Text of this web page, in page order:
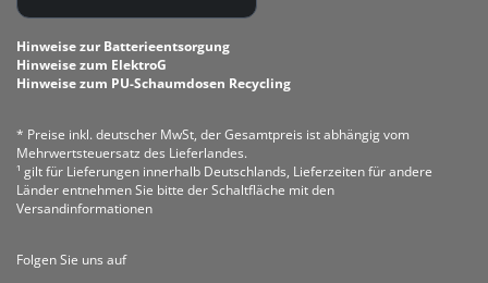
Hinweise zur Batterieentsorgung
Hinweise zum ElektroG
Hinweise zum PU-Schaumdosen Recycling
* Preise inkl. deutscher MwSt, der Gesamtpreis ist abhängig vom
Mehrwertsteuersatz des Lieferlandes.
¹ gilt für Lieferungen innerhalb Deutschlands, Lieferzeiten für andere
Länder entnehmen Sie bitte der Schaltfläche mit den
Versandinformationen
Folgen Sie uns auf